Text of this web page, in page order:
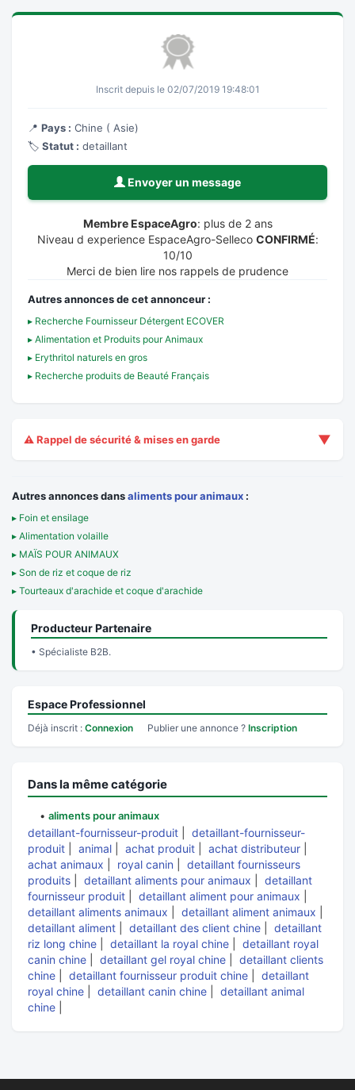
Inscrit depuis le 02/07/2019 19:48:01
📍 Pays : Chine ( Asie)
🏷️ Statut : detaillant
Envoyer un message
Membre EspaceAgro: plus de 2 ans
Niveau d experience EspaceAgro-Selleco CONFIRMÉ:
10/10
Merci de bien lire nos rappels de prudence
Autres annonces de cet annonceur :
▸ Recherche Fournisseur Détergent ECOVER
▸ Alimentation et Produits pour Animaux
▸ Erythritol naturels en gros
▸ Recherche produits de Beauté Français
⚠️ Rappel de sécurité & mises en garde ▼
Autres annonces dansaliments pour animaux :
▸ Foin et ensilage
▸ Alimentation volaille
▸ MAÏS POUR ANIMAUX
▸ Son de riz et coque de riz
▸ Tourteaux d'arachide et coque d'arachide
Producteur Partenaire
• Spécialiste B2B.
Espace Professionnel
Déjà inscrit : Connexion Publier une annonce ? Inscription
Dans la même catégorie
• aliments pour animaux
detaillant-fournisseur-produit
detaillant-fournisseur-
produit
animal achat produit achat distributeur
achat animaux
royal canin
detaillant fournisseurs
produits
detaillant aliments pour animaux
detaillant
fournisseur produit
detaillant aliment pour animaux
detaillant aliments animaux
detaillant aliment animaux
detaillant aliment
detaillant des client chine
detaillant
riz long chine
detaillant la royal chine
detaillant royal
canin chine
detaillant gel royal chine
detaillant clients
chine
detaillant fournisseur produit chine
detaillant
royal chine
detaillant canin chine
detaillant animal
chine